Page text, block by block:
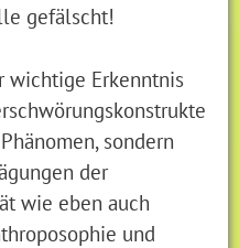
gefälscht!
wichtige Erkenntnis
sondern
der
wie eben auch
und